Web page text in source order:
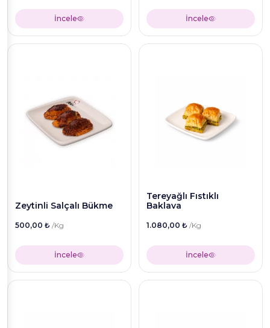
İncele İncele
Zeytinli Salçalı Bükme
500,00 ₺ /Kg
İncele
Tereyağlı Fıstıklı
Baklava
1.080,00 ₺ /Kg
İncele